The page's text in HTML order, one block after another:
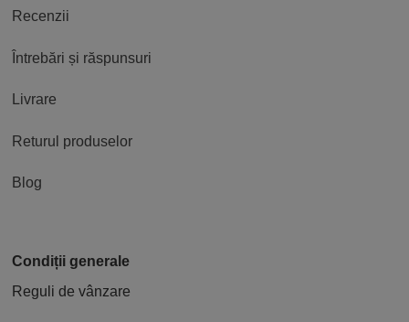
Recenzii
Întrebări și răspunsuri
Livrare
Returul produselor
Blog
Condiții generale
Reguli de vânzare